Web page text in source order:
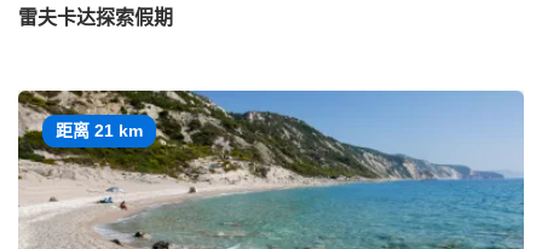
雷夫卡达探索假期
距离 21 km